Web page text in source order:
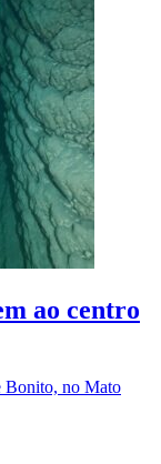
ao centro
Bonito, no Mato